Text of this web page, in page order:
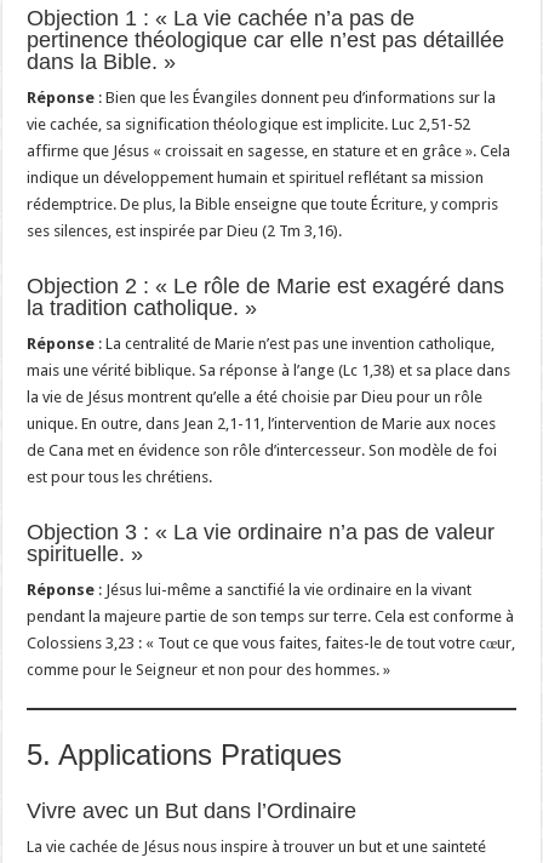
Objection 1 : « La vie cachée n’a pas de
pertinence théologique car elle n’est pas détaillée
dans la Bible. »
Réponse : Bien que les Évangiles donnent peu d’informations sur la
vie cachée, sa signification théologique est implicite. Luc 2,51-52
affirme que Jésus « croissait en sagesse, en stature et en grâce ». Cela
indique un développement humain et spirituel reflétant sa mission
rédemptrice. De plus, la Bible enseigne que toute Écriture, y compris
ses silences, est inspirée par Dieu (2 Tm 3,16).
Objection 2 : « Le rôle de Marie est exagéré dans
la tradition catholique. »
Réponse : La centralité de Marie n’est pas une invention catholique,
mais une vérité biblique. Sa réponse à l’ange (Lc 1,38) et sa place dans
la vie de Jésus montrent qu’elle a été choisie par Dieu pour un rôle
unique. En outre, dans Jean 2,1-11, l’intervention de Marie aux noces
de Cana met en évidence son rôle d’intercesseur. Son modèle de foi
est pour tous les chrétiens.
Objection 3 : « La vie ordinaire n’a pas de valeur
spirituelle. »
Réponse : Jésus lui-même a sanctifié la vie ordinaire en la vivant
pendant la majeure partie de son temps sur terre. Cela est conforme à
Colossiens 3,23 : « Tout ce que vous faites, faites-le de tout votre cœur,
comme pour le Seigneur et non pour des hommes. »
5. Applications Pratiques
Vivre avec un But dans l’Ordinaire
La vie cachée de Jésus nous inspire à trouver un but et une sainteté